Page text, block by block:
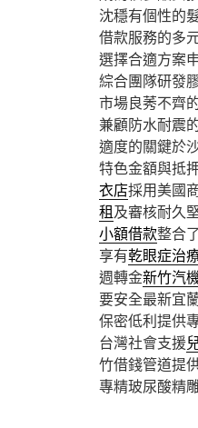
沈穩有個性的
借款服務的多
選擇合適方案
綜合團隊研發
市場良莠不齊
兼顧防水耐震
適度的關鍵於
特色金額與抵
衣店採用美國
租及審核耐久
小額借款整合
享有乾眼症治
週轉金新竹汽
要安全最新宜
保密低利提供
台灣社會支援
竹借錢管道提
專精玻尿酸‬精